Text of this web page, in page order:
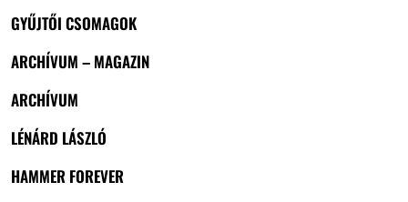
GYŰJTŐI CSOMAGOK
ARCHÍVUM – MAGAZIN
ARCHÍVUM
LÉNÁRD LÁSZLÓ
HAMMER FOREVER